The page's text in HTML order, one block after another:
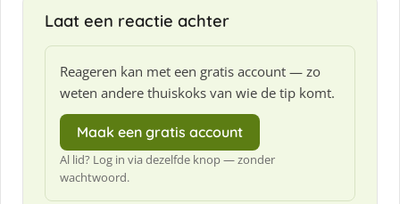
Laat een reactie achter
Reageren kan met een gratis account — zo
weten andere thuiskoks van wie de tip komt.
Maak een gratis account
Al lid? Log in via dezelfde knop — zonder
wachtwoord.